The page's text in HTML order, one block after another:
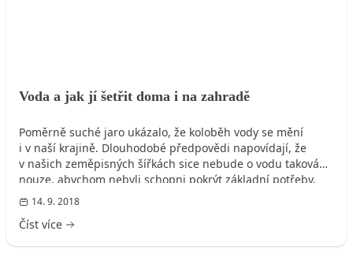
Voda a jak jí šetřit doma i na zahradě
Poměrně suché jaro ukázalo, že koloběh vody se mění
i v naší krajině. Dlouhodobé předpovědi napovídají, že
v našich zeměpisných šířkách sice nebude o vodu taková
nouze, abychom nebyli schopni pokrýt základní potřeby,
rozhodně je ale vhodné zaměřit se na její úsporu
a smysluplnější zužitkování. A to i vzhledem k tomu, že
cena pitné vody neustále stoupá.
14. 9. 2018
Číst více